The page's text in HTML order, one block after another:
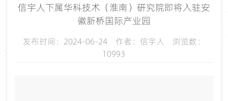
信宇人下属华科技术（淮南）研究院即将入驻安
徽新桥国际产业园
发布时间：2024-06-24 作者：信宇人 浏览数：
10993